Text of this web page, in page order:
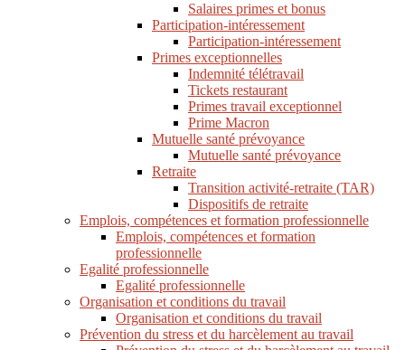
Salaires primes et bonus
Participation-intéressement
Participation-intéressement
Primes exceptionnelles
Indemnité télétravail
Tickets restaurant
Primes travail exceptionnel
Prime Macron
Mutuelle santé prévoyance
Mutuelle santé prévoyance
Retraite
Transition activité-retraite (TAR)
Dispositifs de retraite
Emplois, compétences et formation professionnelle
Emplois, compétences et formation
professionnelle
Egalité professionnelle
Egalité professionnelle
Organisation et conditions du travail
Organisation et conditions du travail
Prévention du stress et du harcèlement au travail